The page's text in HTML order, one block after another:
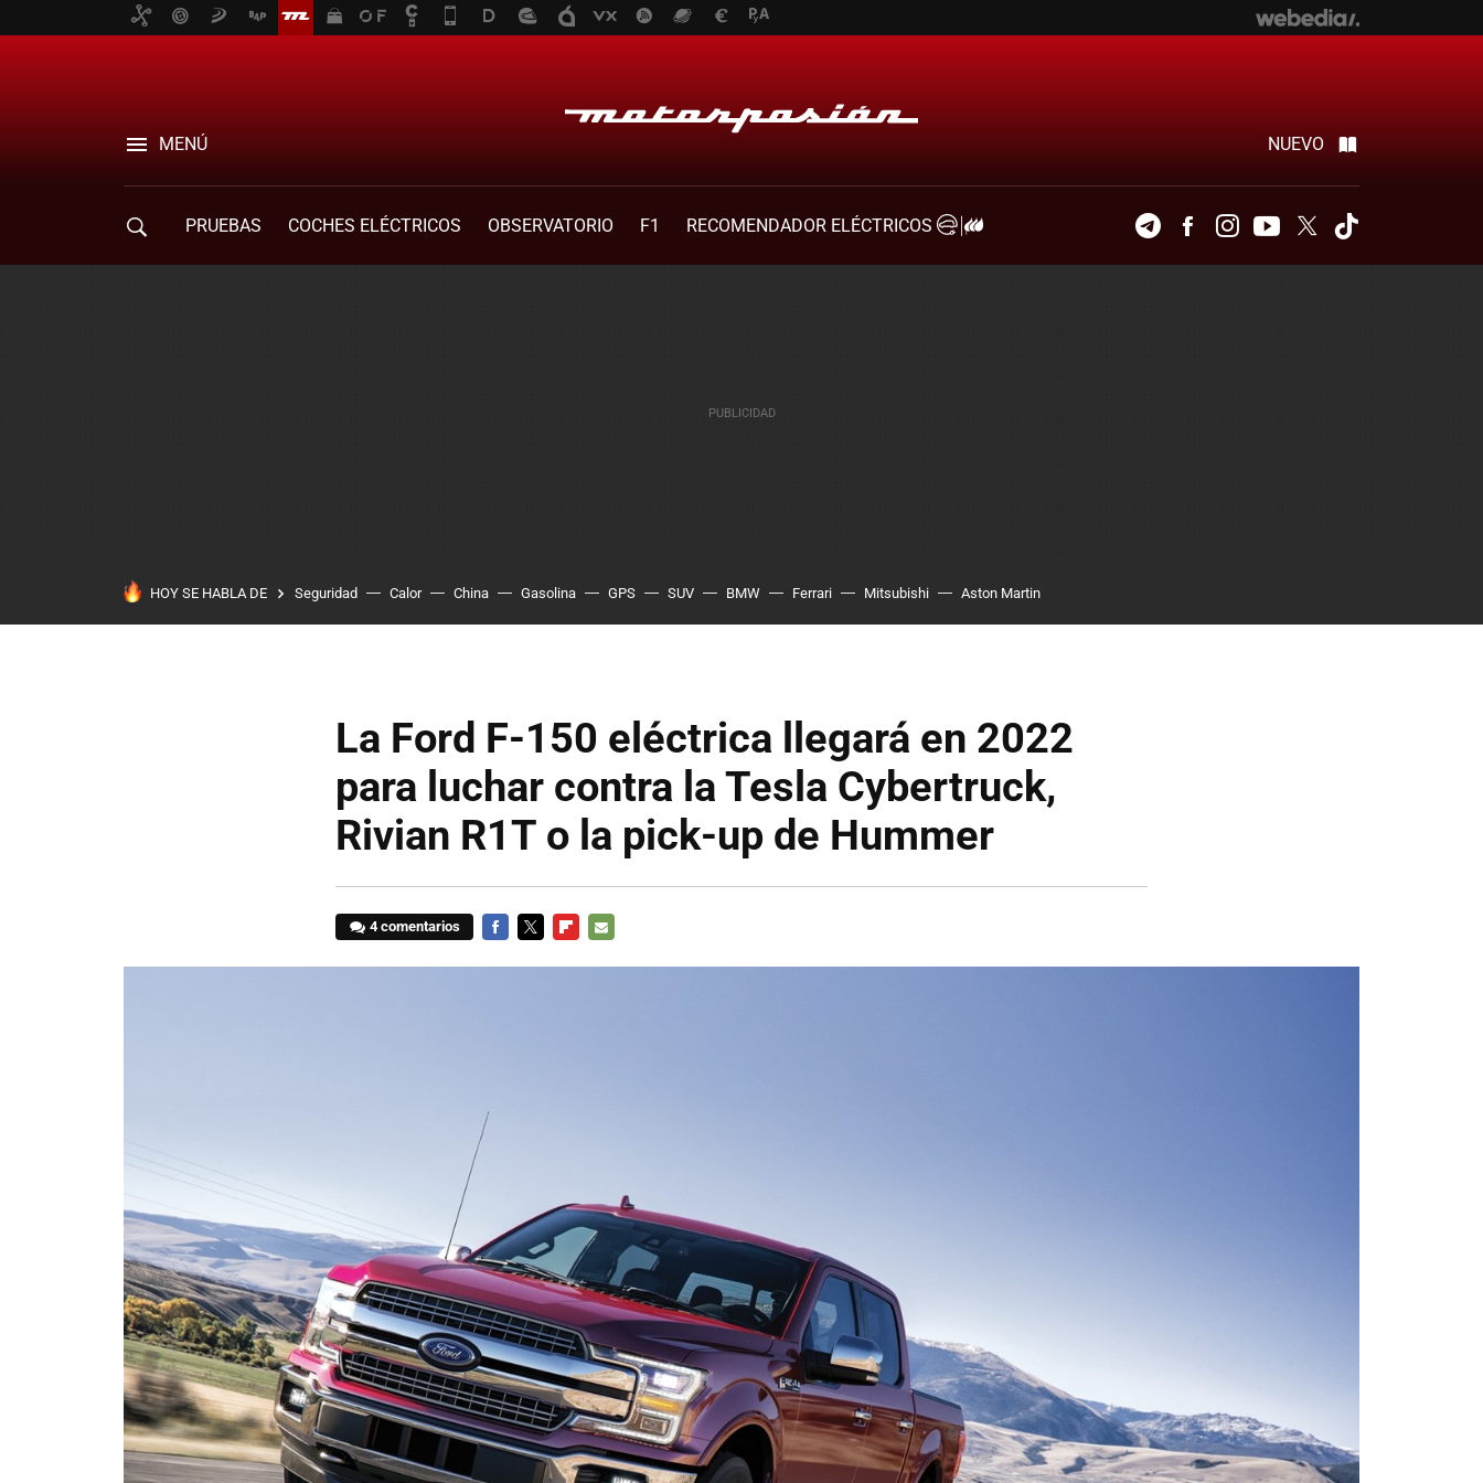
MENÚ NUEVO
PRUEBAS COCHES ELÉCTRICOS OBSERVATORIO F1
RECOMENDADOR ELÉCTRICOS
TelegramFacebookInstagramYoutubeTwitter
HOY SE HABLA DE Seguridad Calor China Gasolina GPS SUV BMW Ferrari Mitsubishi Aston Martin
La Ford F-150 eléctrica llegará en 2022
para luchar contra la Tesla Cybertruck,
Rivian R1T o la pick-up de Hummer
4 comentarios